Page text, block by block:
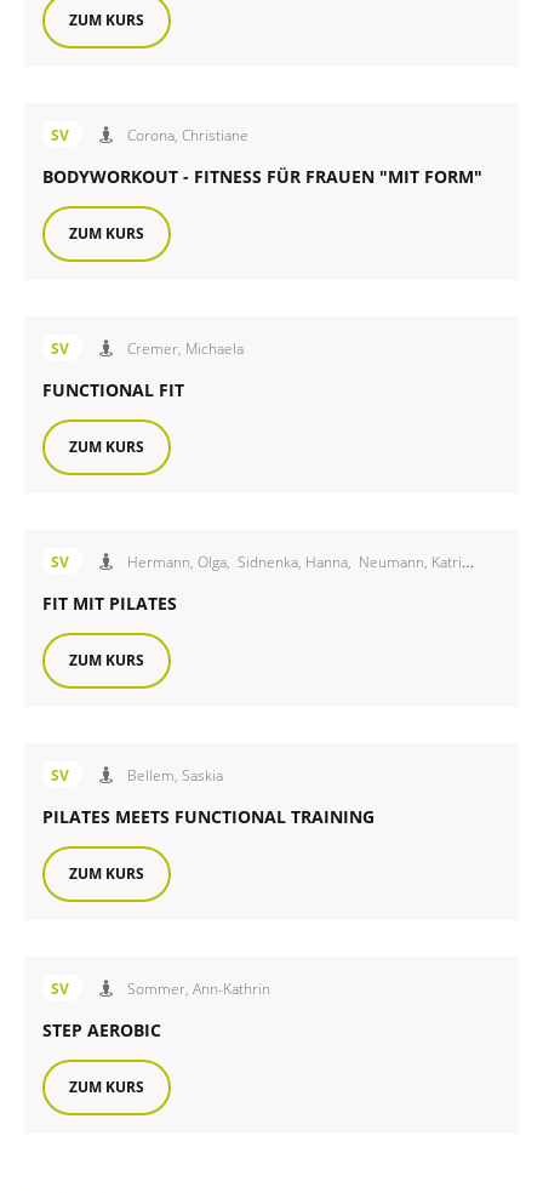
ZUM KURS
SVAngebot des FiB Sportverein
Corona, Christiane
BODYWORKOUT - FITNESS FÜR FRAUEN "MIT FORM"
ZUM KURS
SVAngebot des FiB Sportverein
Cremer, Michaela
FUNCTIONAL FIT
ZUM KURS
SVAngebot des FiB Sportverein
Hermann, Olga, Sidnenka, Hanna, Neumann, Katrin,
FIT MIT PILATES
ZUM KURS
SVAngebot des FiB Sportverein
Bellem, Saskia
PILATES MEETS FUNCTIONAL TRAINING
ZUM KURS
SVAngebot des FiB Sportverein
Sommer, Ann-Kathrin
STEP AEROBIC
ZUM KURS